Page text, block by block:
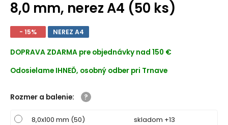
8,0 mm, nerez A4 (50 ks)
- 15% NEREZ A4
DOPRAVA ZDARMA pre objednávky nad 150 €
Odosielame IHNEĎ, osobný odber pri Trnave
Rozmer a balenie:
8,0x100 mm (50) skladom +13